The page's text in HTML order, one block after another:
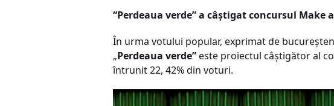
“Perdeaua verde” a câştigat concursul Make
În urma votului popular, exprimat de
„Perdeaua verde”este proiectul câştigător al
întrunit 22, 42% din voturi.